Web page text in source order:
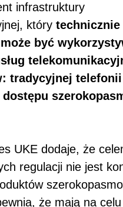
infrastruktury
który technicznie
być
tradycyjnej telefonii
dostępu
UKE dodaje, że
regulacji nie jest
że mają na